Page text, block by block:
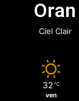
Oran
Ciel Clair
32 ℃
ven